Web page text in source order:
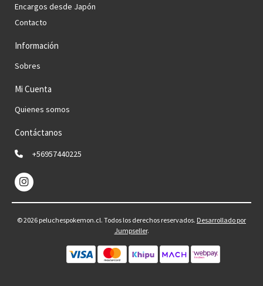
Encargos desde Japón
Contacto
Información
Sobres
Mi Cuenta
Quienes somos
Contáctanos
+56957440225
© 2026 peluchespokemon.cl. Todos los derechos reservados. Desarrollado por
Jumpseller.